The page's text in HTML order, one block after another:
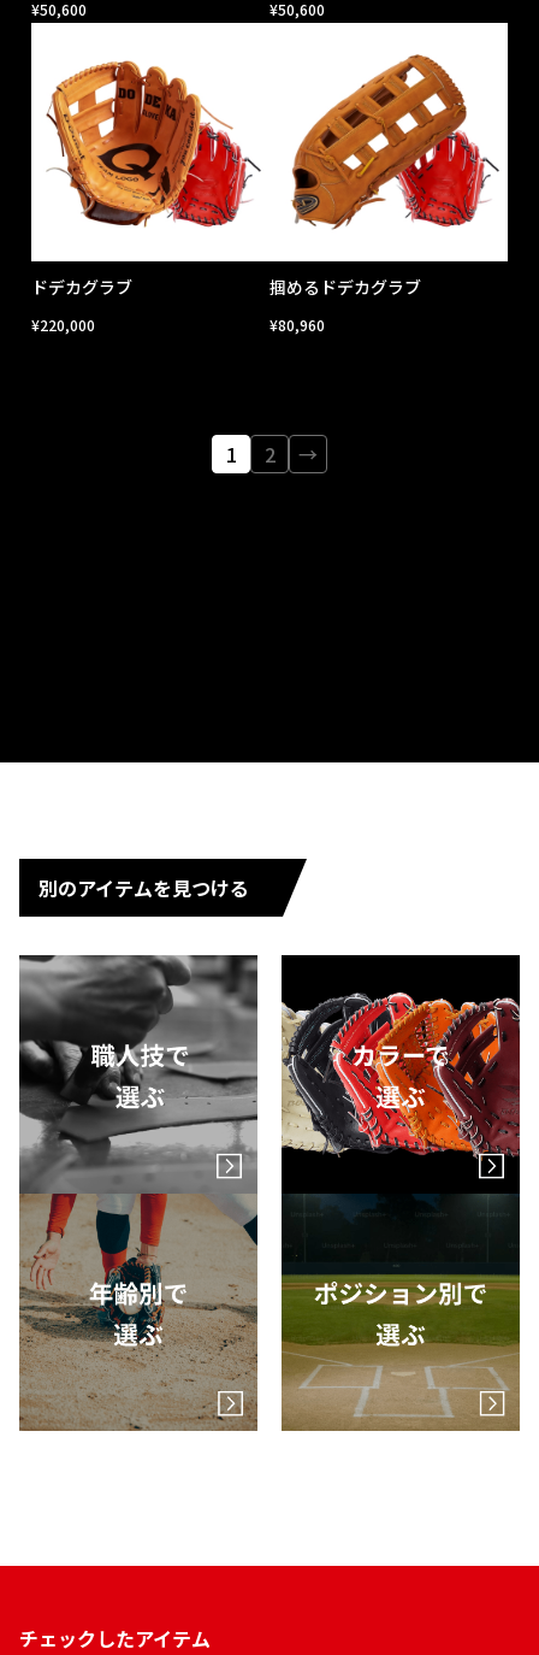
¥50,600 ¥50,600
ドデカグラブ
¥220,000
掴めるドデカグラブ
¥80,960
1 2 →
別のアイテムを見つける
チェックしたアイテム